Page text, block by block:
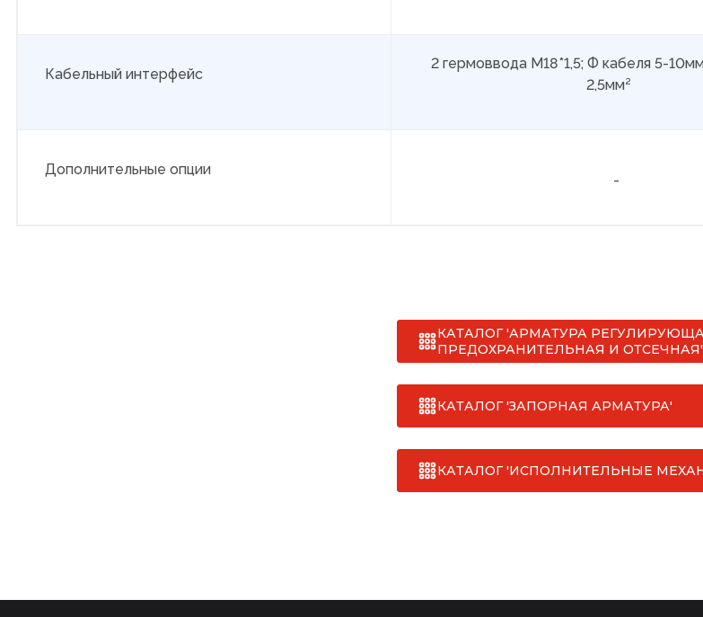
Кабельный интерфейс
2 гермоввода М18*1,5; Ф кабеля 5-
2,5мм²
Дополнительные опции
-
КАТАЛОГ 'АРМАТУРА
ПРЕДОХРАНИТЕЛЬНАЯ И ОТСЕЧНАЯ'
КАТАЛОГ 'ЗАПОРНАЯ АРМАТУРА'
КАТАЛОГ 'ИСПОЛНИТЕЛЬНЫЕ